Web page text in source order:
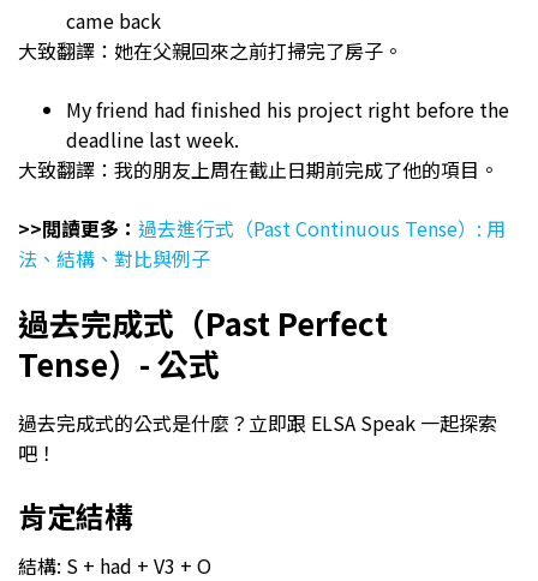
came back
大致翻譯：她在父親回來之前打掃完了房子。
My friend had finished his project right before the
deadline last week.
大致翻譯：我的朋友上周在截止日期前完成了他的項目。
>>閲讀更多： 過去進行式（Past Continuous Tense）: 用
法、結構、對比與例子
過去完成式（Past Perfect
Tense）- 公式
過去完成式的公式是什麼？立即跟 ELSA Speak 一起探索
吧！
肯定結構
結構: S + had + V3 + O